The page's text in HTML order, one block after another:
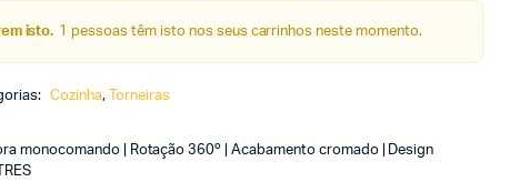
isto. 1 pessoas têm isto nos seus carrinhos neste momento.
Cozinha, Torneiras
monocomando | Rotação 360º | Acabamento cromado | Design